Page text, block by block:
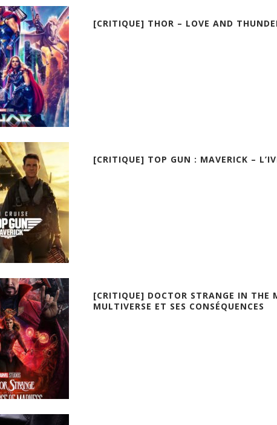
[CRITIQUE] THOR – LOVE AND
[CRITIQUE] TOP GUN : MAVERICK –
[CRITIQUE] DOCTOR STRANGE IN THE
MULTIVERSE ET SES CONSÉQUENCES